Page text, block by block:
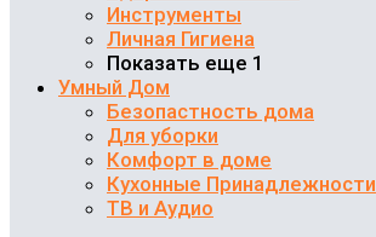
Инструменты
Личная Гигиена
Показать еще 1
Умный Дом
Безопастность дома
Для уборки
Комфорт в доме
Кухонные Принадлежности
ТВ и Аудио